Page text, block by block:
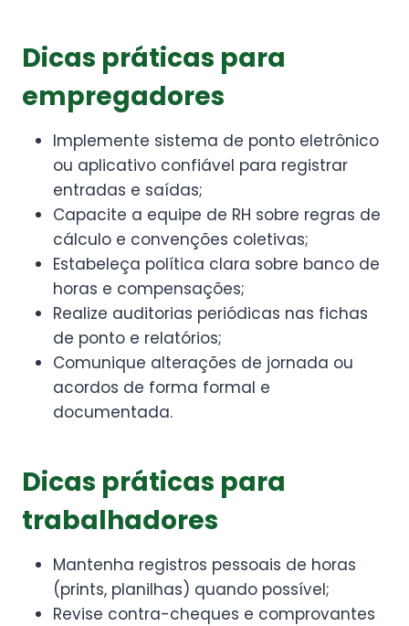
Dicas práticas para
empregadores
Implemente sistema de ponto eletrônico
ou aplicativo confiável para registrar
entradas e saídas;
Capacite a equipe de RH sobre regras de
cálculo e convenções coletivas;
Estabeleça política clara sobre banco de
horas e compensações;
Realize auditorias periódicas nas fichas
de ponto e relatórios;
Comunique alterações de jornada ou
acordos de forma formal e
documentada.
Dicas práticas para
trabalhadores
Mantenha registros pessoais de horas
(prints, planilhas) quando possível;
Revise contra-cheques e comprovantes